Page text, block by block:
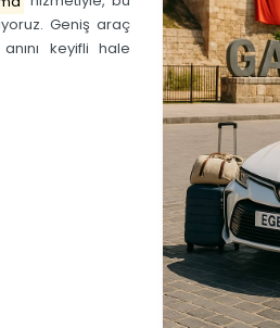
Geniş araç
keyifli hale